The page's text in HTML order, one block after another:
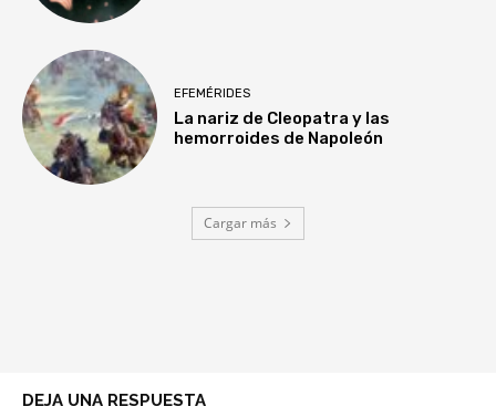
EFEMÉRIDES
La nariz de Cleopatra y las
hemorroides de Napoleón
Cargar más
DEJA UNA RESPUESTA